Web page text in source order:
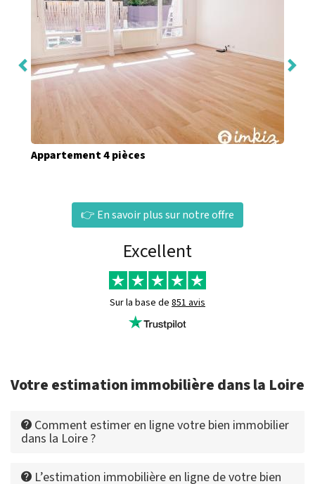
Appartement 4 pièces
👉 En savoir plus sur notre offre
Excellent
Sur la base de 851 avis
Votre estimation immobilière dans la Loire
Comment estimer en ligne votre bien immobilier
dans la Loire ?
L’estimation immobilière en ligne de votre bien